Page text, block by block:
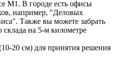
М1. В городе есть офисы
например, "Деловых
Также вы можете забрать
склада на 5-м километре
20 см) для принятия решения